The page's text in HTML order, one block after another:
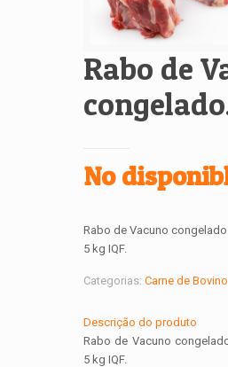
Rabo de
No
Rabo de Vacuno
5 kg IQF.
Categorias: Carne de Bovino
Descrição do produto
Rabo de Vacuno
5 kg IQF.